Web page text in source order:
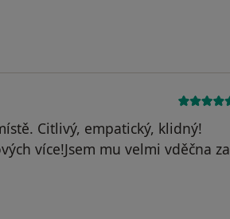
pacientka
Citlivý, empatický, klidný!
více!Jsem mu velmi vděčna za